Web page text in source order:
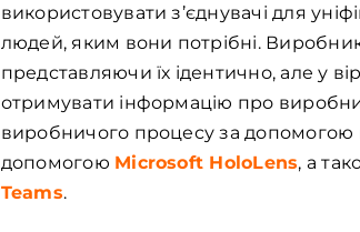
використовувати з’єднувачі для
людей, яким вони потрібні.
представляючи їх ідентично, але у
отримувати інформацію про
виробничого процесу за допомогою
допомогою Microsoft HoloLens, а
Teams.